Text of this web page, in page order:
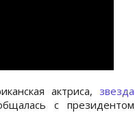
актриса, звезда
с президентом